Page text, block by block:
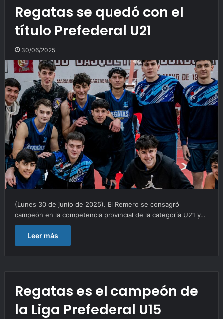
Regatas se quedó con el
título Prefederal U21
30/06/2025
(Lunes 30 de junio de 2025). El Remero se consagró
campeón en la competencia provincial de la categoría U21 y…
Leer más
Regatas es el campeón de
la Liga Prefederal U15